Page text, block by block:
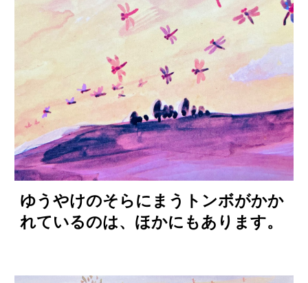
ゆうやけのそらにまうトンボがかか
れているのは、ほかにもあります。